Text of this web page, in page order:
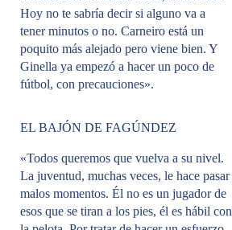
Hoy no te sabría decir si alguno va a
tener minutos o no. Carneiro está un
poquito más alejado pero viene bien. Y
Ginella ya empezó a hacer un poco de
fútbol, con precauciones».
EL BAJÓN DE FAGÚNDEZ
«Todos queremos que vuelva a su nivel.
La juventud, muchas veces, le hace pasar
malos momentos. Él no es un jugador de
esos que se tiran a los pies, él es hábil con